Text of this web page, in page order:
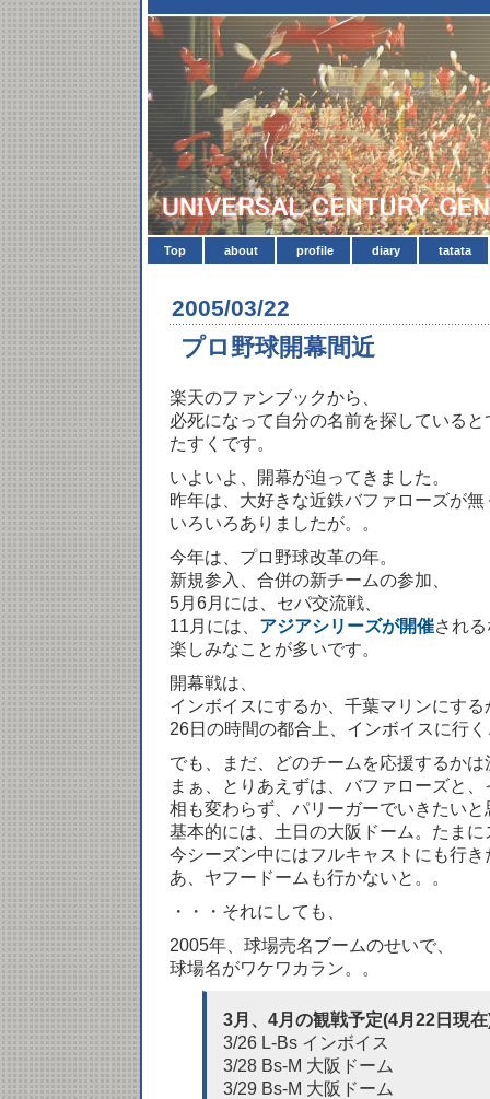
Top about profile diary tatata
2005/03/22
プロ野球開幕間近
楽天のファンブックから、
必死になって自分の名前を探していると
たすくです。
いよいよ、開幕が迫ってきました。
昨年は、大好きな近鉄バファローズが
いろいろありましたが。。
今年は、プロ野球改革の年。
新規参入、合併の新チームの参加、
5月6月には、セパ交流戦、
11月には、 アジアシリーズが開催され
楽しみなことが多いです。
開幕戦は、
インボイスにするか、千葉マリンにす
26日の時間の都合上、インボイスに行
でも、まだ、どのチームを応援するか
まぁ、とりあえずは、バファローズと
相も変わらず、パリーガーでいきたい
基本的には、土日の大阪ドーム。たま
今シーズン中にはフルキャストにも行き
あ、ヤフードームも行かないと。。
・・・それにしても、
2005年、球場売名ブームのせいで、
球場名がワケワカラン。。
3月、4月の観戦予定(4月22日現
3/26 L-Bs インボイス
3/28 Bs-M 大阪ドーム
3/29 Bs-M 大阪ドーム